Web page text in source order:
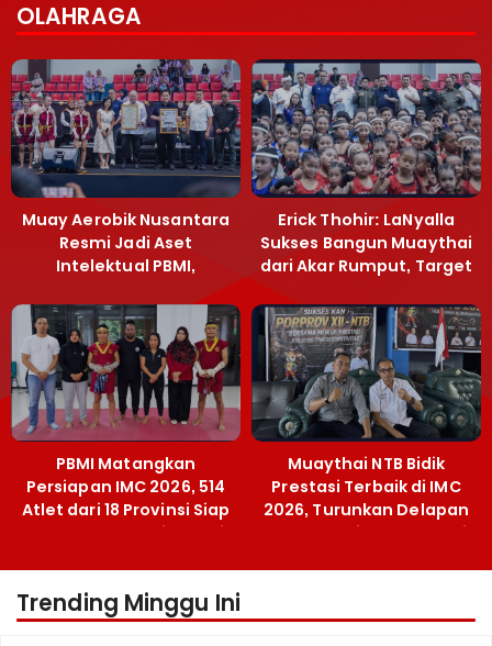
OLAHRAGA
Muay Aerobik Nusantara
Resmi Jadi Aset
Intelektual PBMI,
Terobosan Bangun
Grassroots
Erick Thohir: LaNyalla
Sukses Bangun Muaythai
dari Akar Rumput, Target
PBMI Matangkan
Persiapan IMC 2026, 514
Atlet dari 18 Provinsi Siap
Berlaga Besok di Bekasi
Muaythai NTB Bidik
Prestasi Terbaik di IMC
2026, Turunkan Delapan
Atlet ke Kejurnas Bekasi
Trending Minggu Ini